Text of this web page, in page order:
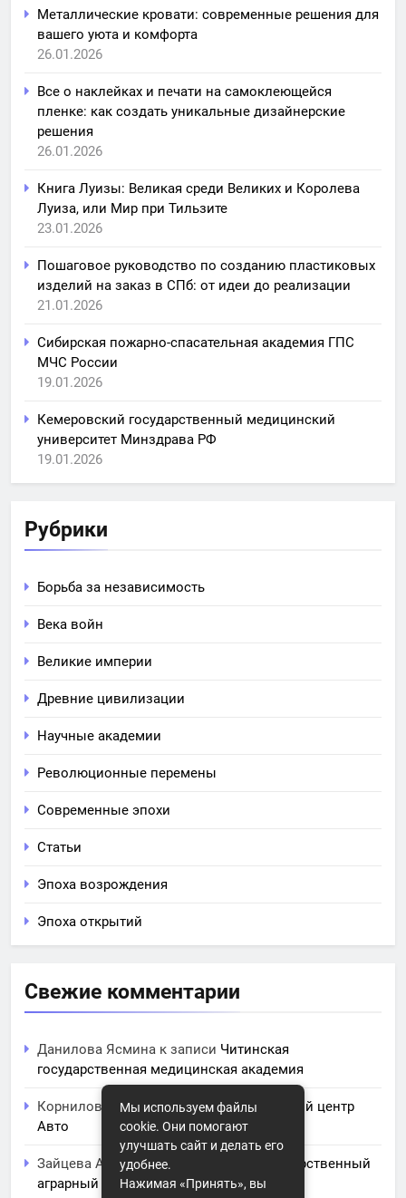
Металлические кровати: современные решения для
вашего уюта и комфорта
26.01.2026
Все о наклейках и печати на самоклеющейся
пленке: как создать уникальные дизайнерские
решения
26.01.2026
Книга Луизы: Великая среди Великих и Королева
Луиза, или Мир при Тильзите
23.01.2026
Пошаговое руководство по созданию пластиковых
изделий на заказ в СПб: от идеи до реализации
21.01.2026
Сибирская пожарно-спасательная академия ГПС
МЧС России
19.01.2026
Кемеровский государственный медицинский
университет Минздрава РФ
19.01.2026
Рубрики
Борьба за независимость
Века войн
Великие империи
Древние цивилизации
Научные академии
Революционные перемены
Современные эпохи
Статьи
Эпоха возрождения
Эпоха открытий
Свежие комментарии
Данилова Ясмина к записи Читинская
государственная медицинская академия
Корнилова Анитак записиЧПОУ Учебный центр
Авто
Зайцева Аринак записи
Курский государственный
аграрный университет им. И.И. Иванова
Мы используем файлы
cookie. Они помогают
улучшать сайт и делать его
удобнее.
Нажимая «Принять», вы